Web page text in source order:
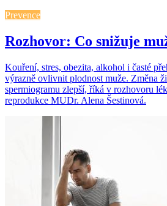
Prevence
Rozhovor: Co snižuje
Kouření, stres, obezita, alkohol i časté
výrazně ovlivnit plodnost muže. Změna
spermiogramu zlepší, říká v rozhovoru
reprodukce MUDr. Alena Šestinová.